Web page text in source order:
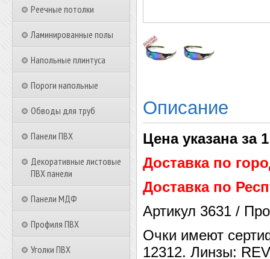
Реечные потолки
Ламинированные полы
Напольные плинтуса
Пороги напольные
Обводы для труб
Панели ПВХ
Декоративные листовые
ПВХ панели
Панели МДФ
Профиля ПВХ
Уголки ПВХ
Описание
Цена указана за
Доставка по
Доставка по
Артикул 3631 /
Очки имеют
12312. Линзы: